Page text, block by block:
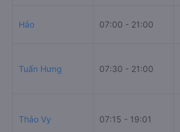
Hảo 07:00 - 21:00
Tuấn Hưng 07:30 - 21:00
Thảo Vy 07:15 - 19:01